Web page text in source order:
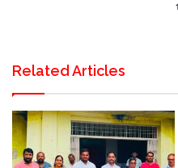
Related Articles